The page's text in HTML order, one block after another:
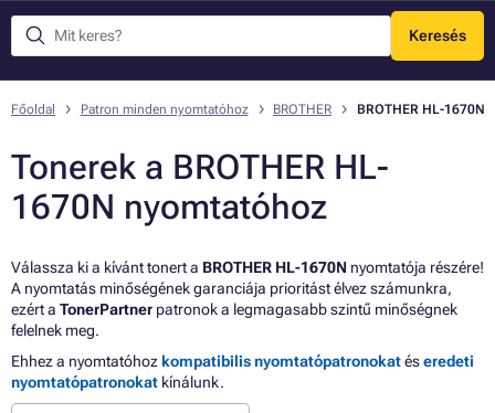
Keresés
Menü
Főoldal Patron minden nyomtatóhoz BROTHER BROTHER HL-1670N
Tonerek a BROTHER HL-
1670N nyomtatóhoz
Válassza ki a kívánt tonert a BROTHER HL-1670N nyomtatója részére!
A nyomtatás minőségének garanciája prioritást élvez számunkra,
ezért a TonerPartner patronok a legmagasabb szintű minőségnek
felelnek meg.
Ehhez a nyomtatóhoz kompatibilis nyomtatópatronokatéseredeti
nyomtatópatronokat kínálunk.